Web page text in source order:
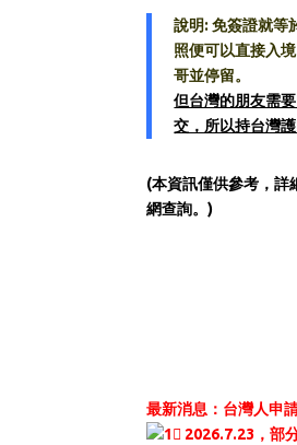
說明: 免簽證就等
照便可以直接入
哥並停留。
但台灣的朋友需
交，所以持台灣
(本資訊僅供參考，詳
網查詢。)
最新消息： 台灣人申
2026.7.23，部